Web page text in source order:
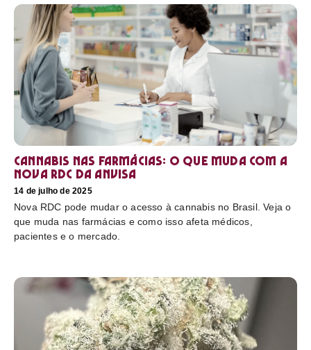
Cannabis nas farmácias: o que muda com a
nova RDC da Anvisa
14 de julho de 2025
Nova RDC pode mudar o acesso à cannabis no Brasil. Veja o
que muda nas farmácias e como isso afeta médicos,
pacientes e o mercado.